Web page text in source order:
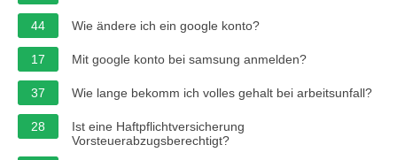
44 Wie ändere ich ein google konto?
17 Mit google konto bei samsung anmelden?
37 Wie lange bekomm ich volles gehalt bei arbeitsunfall?
28
Ist eine Haftpflichtversicherung
Vorsteuerabzugsberechtigt?